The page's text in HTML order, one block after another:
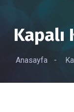
Kapalı
Anasayfa -